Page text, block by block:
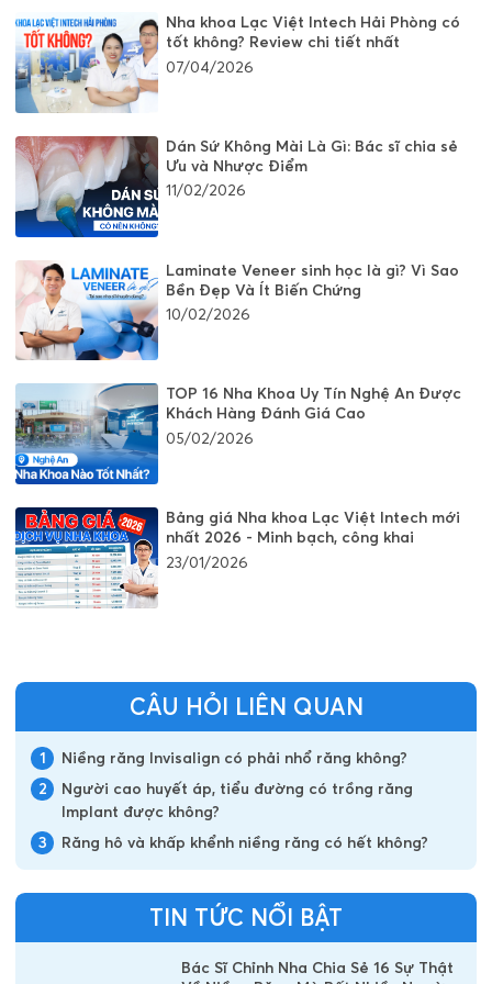
Nha khoa Lạc Việt Intech Hải Phòng có
tốt không? Review chi tiết nhất
07/04/2026
Dán Sứ Không Mài Là Gì: Bác sĩ chia sẻ
Ưu và Nhược Điểm
11/02/2026
Laminate Veneer sinh học là gì? Vì Sao
Bền Đẹp Và Ít Biến Chứng
10/02/2026
TOP 16 Nha Khoa Uy Tín Nghệ An Được
Khách Hàng Đánh Giá Cao
05/02/2026
Bảng giá Nha khoa Lạc Việt Intech mới
nhất 2026 - Minh bạch, công khai
23/01/2026